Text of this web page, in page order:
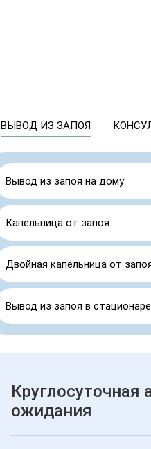
ВЫВОД ИЗ ЗАПОЯ
Вывод из запоя на дому
Капельница от запоя
Двойная капельница от
Вывод из запоя в стационаре
Круглосуточная
ожидания